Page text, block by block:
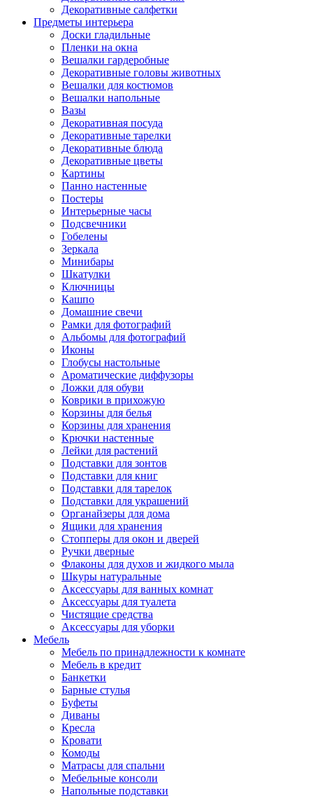
Декоративные салфетки
Предметы интерьера
Доски гладильные
Пленки на окна
Вешалки гардеробные
Декоративные головы животных
Вешалки для костюмов
Вешалки напольные
Вазы
Декоративная посуда
Декоративные тарелки
Декоративные блюда
Декоративные цветы
Картины
Панно настенные
Постеры
Интерьерные часы
Подсвечники
Гобелены
Зеркала
Минибары
Шкатулки
Ключницы
Кашпо
Домашние свечи
Рамки для фотографий
Альбомы для фотографий
Иконы
Глобусы настольные
Ароматические диффузоры
Ложки для обуви
Коврики в прихожую
Корзины для белья
Корзины для хранения
Крючки настенные
Лейки для растений
Подставки для зонтов
Подставки для книг
Подставки для тарелок
Подставки для украшений
Органайзеры для дома
Ящики для хранения
Стопперы для окон и дверей
Ручки дверные
Флаконы для духов и жидкого мыла
Шкуры натуральные
Аксессуары для ванных комнат
Аксессуары для туалета
Чистящие средства
Аксессуары для уборки
Мебель
Мебель по принадлежности к комнате
Мебель в кредит
Банкетки
Барные стулья
Буфеты
Диваны
Кресла
Кровати
Комоды
Матрасы для спальни
Мебельные консоли
Напольные подставки